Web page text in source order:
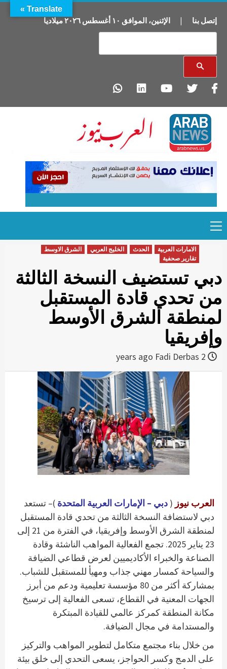
إتصل بنا | الإثنين، الموافق ١٠ أغسطس ٢٠٢٦ميلاديا
to
content
Menu
الامارات العربية الحدث الخليج العربي
الشرق الاوسط
تقارير صحفية
دبي تستضيف النسخة الثالثة
من تحدي قادة المستقبل
لمنطقة الشرق الأوسط
وإفريقيا
Fadi Derbas
العرب نيوز ( دبي – الإمارات العربية المتحدة )– تستعد
دبي لاستضافة النسخة الثالثة من تحدي قادة المستقبل
لمنطقة الشرق الأوسط وإفريقيا، في الفترة من 21 إلى
23 يناير 2025. تجمع الفعالية المواهب الناشئة وقادة
الصناعة والخبراء الأكاديميين لعرض قطاعي الضيافة
والسياحة كمسار مهني جذاب ومهيأ للمستقبل للشباب.
بمشاركة أكثر من 80 مؤسسة تعليمية ودعم من أبرز
الجهات المعنية في القطاع، تسعى الفعالية إلى ترسيخ
مكانة المنطقة كمركز عالمي للقيادة المبتكرة
والمستدامة في مجال الضيافة.
من خلال بناء مجتمع متكامل لتطوير المواهب والتركيز
على الدمج وكسر الحواجز، يسعى التحدي إلى خلق بيئة
Translate »